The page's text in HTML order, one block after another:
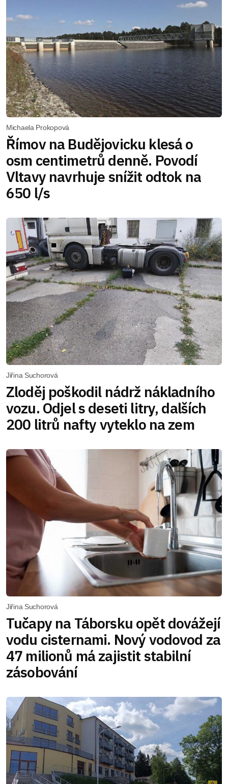
Michaela Prokopová
Římov na Budějovicku klesá o
osm centimetrů denně. Povodí
Vltavy navrhuje snížit odtok na
650 l/s
Jiřina Suchorová
Zloděj poškodil nádrž nákladního
vozu. Odjel s deseti litry, dalších
200 litrů nafty vyteklo na zem
Jiřina Suchorová
Tučapy na Táborsku opět dovážejí
vodu cisternami. Nový vodovod za
47 milionů má zajistit stabilní
zásobování